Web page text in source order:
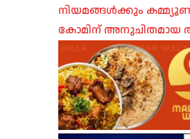
നിയമങ്ങൾക്കും
കോമിന് അനുചിതമായ